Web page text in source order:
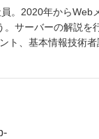
。2020年からWeb
サーバーの解説を
ト、基本情報技術